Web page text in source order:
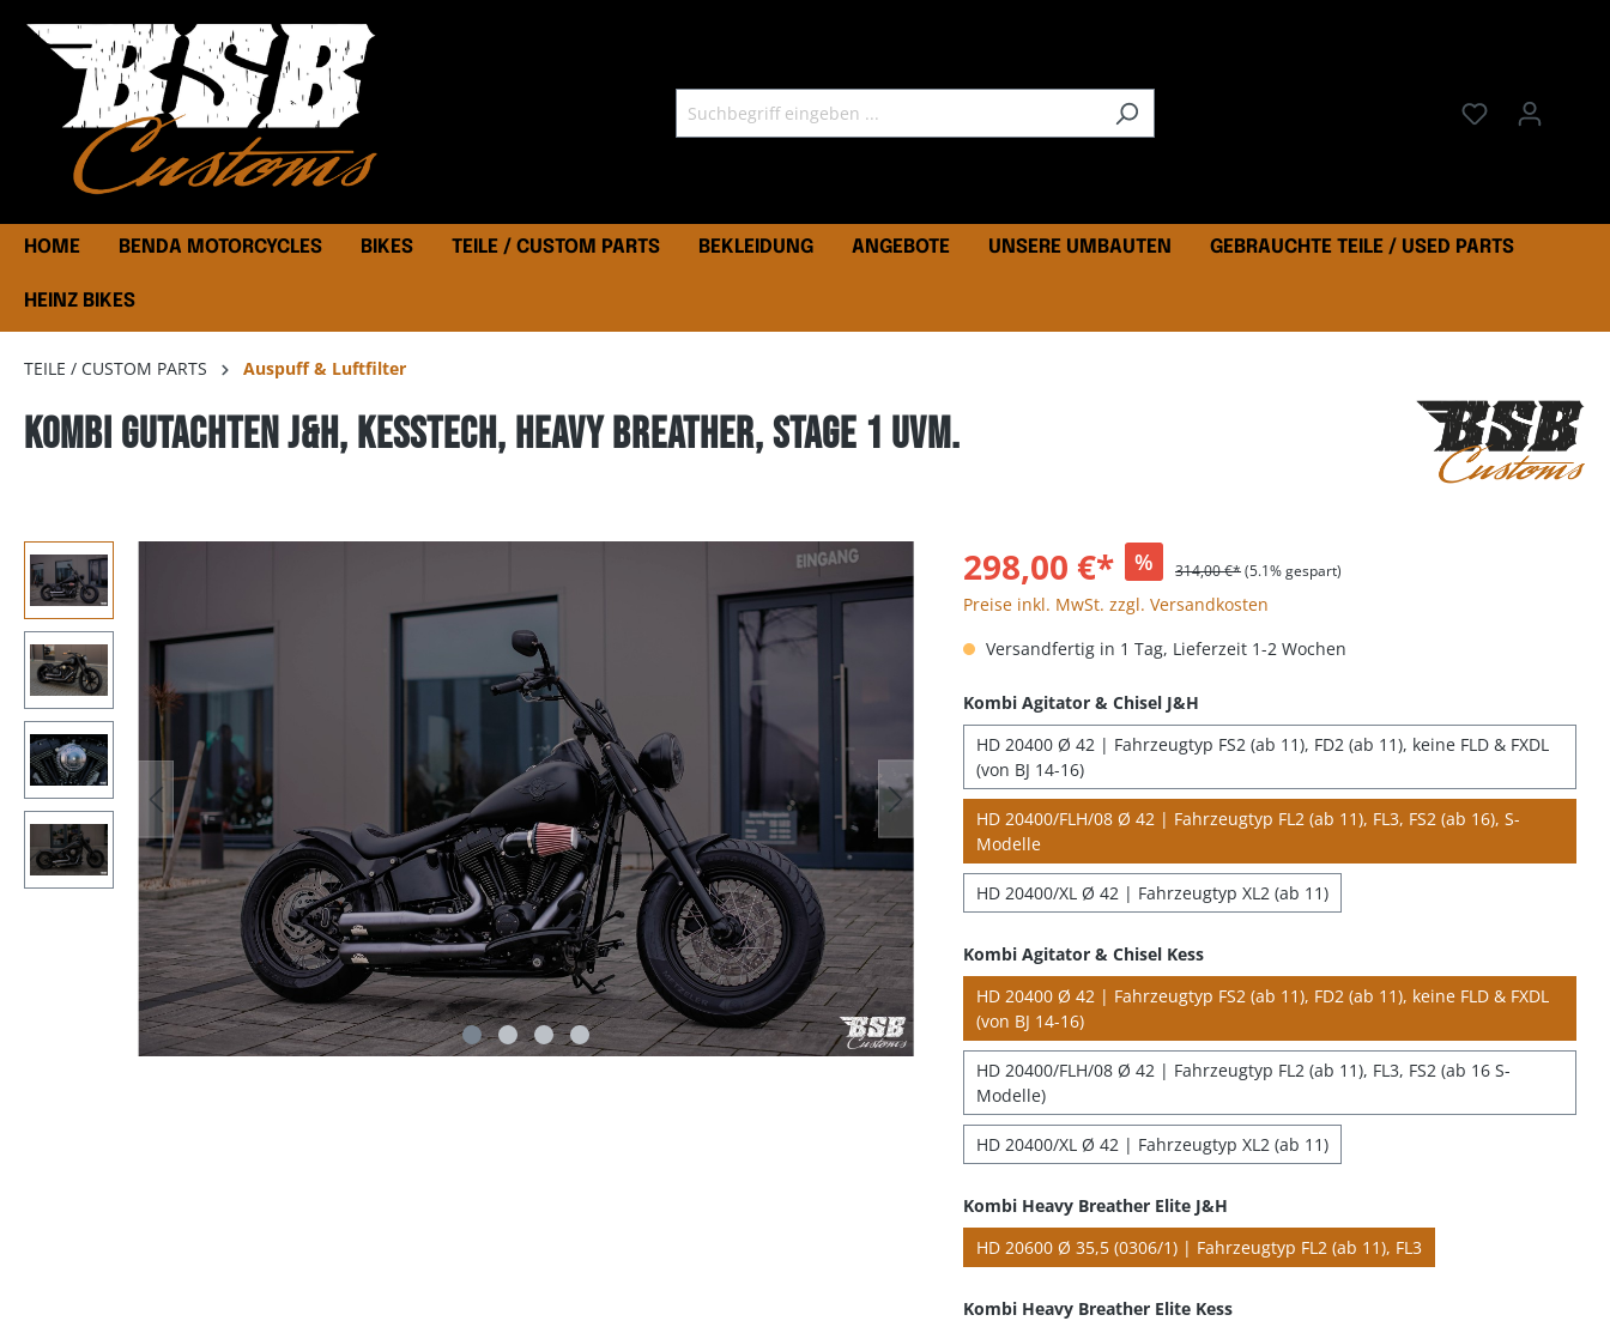
HOME BENDA MOTORCYCLES BIKES TEILE / CUSTOM PARTS BEKLEIDUNG ANGEBOTE UNSERE UMBAUTEN GEBRAUCHTE TEILE / USED PARTS
HEINZ BIKES
TEILE / CUSTOM PARTS Auspuff & Luftfilter
Kombi Gutachten J&H, Kesstech, Heavy Breather, Stage 1 uvm.
298,00 €* % 314,00 €*(5.1% gespart)
Preise inkl. MwSt. zzgl. Versandkosten
Versandfertig in 1 Tag, Lieferzeit 1-2 Wochen
Kombi Agitator & Chisel J&H
HD 20400 Ø 42 | Fahrzeugtyp FS2 (ab 11), FD2 (ab 11), keine FLD & FXDL
(von BJ 14-16)
HD 20400/FLH/08 Ø 42 | Fahrzeugtyp FL2 (ab 11), FL3, FS2 (ab 16), S-
Modelle
HD 20400/XL Ø 42 | Fahrzeugtyp XL2 (ab 11)
Kombi Agitator & Chisel Kess
HD 20400 Ø 42 | Fahrzeugtyp FS2 (ab 11), FD2 (ab 11), keine FLD & FXDL
(von BJ 14-16)
HD 20400/FLH/08 Ø 42 | Fahrzeugtyp FL2 (ab 11), FL3, FS2 (ab 16 S-
Modelle)
HD 20400/XL Ø 42 | Fahrzeugtyp XL2 (ab 11)
Kombi Heavy Breather Elite J&H
HD 20600 Ø 35,5 (0306/1) | Fahrzeugtyp FL2 (ab 11), FL3
Kombi Heavy Breather Elite Kess